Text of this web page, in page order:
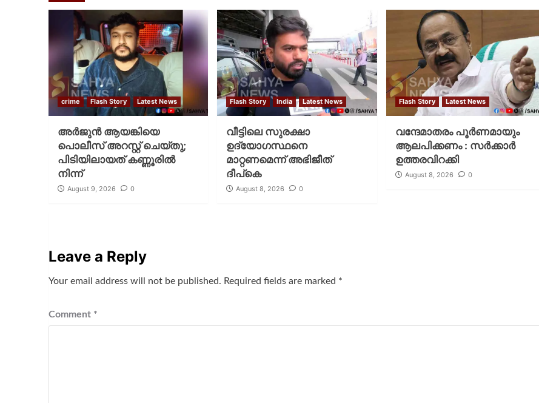
crime Flash Story Latest News
അർജുൻ ആയങ്കിയെ
പൊലീസ് അറസ്റ്റ് ചെയ്‌തു;
പിടിയിലായത് കണ്ണൂരിൽ
നിന്ന്
August 9, 2026 0
Flash Story India Latest News
വീട്ടിലെ സുരക്ഷാ
ഉദ്യോഗസ്ഥനെ
മാറ്റണമെന്ന് അഭിജീത്
ദീപ്‌കെ
August 8, 2026 0
Flash Story Latest News
വന്ദേമാതരം പൂര്‍ണമായും
ആലപിക്കണം : സര്‍ക്കാര്‍
ഉത്തരവിറക്കി
August 8, 2026 0
Leave a Reply
Your email address will not be published. Required fields are marked *
Comment *